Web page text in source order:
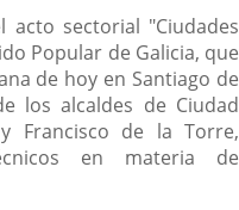
acto sectorial "Ciudades
Popular de Galicia, que
de hoy en Santiago de
los alcaldes de Ciudad
y Francisco de la Torre,
en materia de